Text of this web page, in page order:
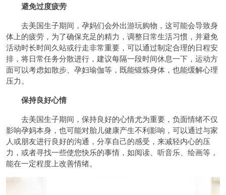
避免过度疲劳
去美国生子期间，孕妈们会外出游玩购物，这可能会导致身
体上的疲劳，为了确保充足的精力，调整日常生活习惯，并避免
活动时长时间久站或行走非常重要，可以通过制定合理的日程安
排，将日常任务分散进行，建议每隔一段时间休息一下，运动方
面可以考虑如散步、孕妇瑜伽等，既能锻炼身体，也能缓解心理
压力。
保持良好心情
去美国生子期间，保持良好的心情尤为重要，负面情绪不仅
影响孕妈本身，也可能对胎儿健康产生不利影响，可以通过与家
人或朋友进行良好的沟通，分享自己的感受，来减轻内心的压
力，或者寻找一些使您快乐的事情，如阅读、听音乐、绘画等，
能在一定程度上改善情绪。